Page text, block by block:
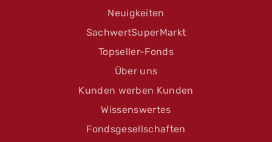
Neuigkeiten
SachwertSuperMarkt
Topseller-Fonds
Über uns
Kunden werben Kunden
Wissenswertes
Fondsgesellschaften